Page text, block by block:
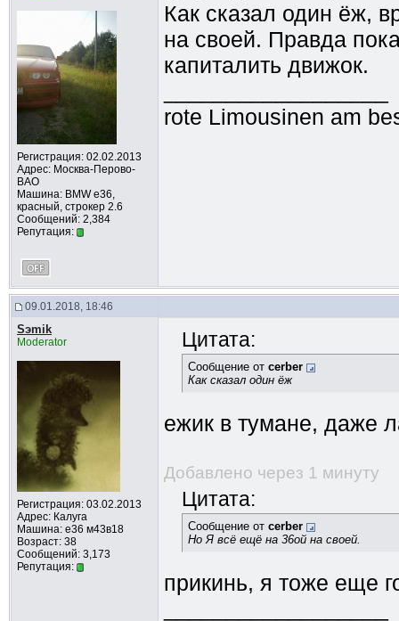
Регистрация: 02.02.2013
Адрес: Москва-Перово-
ВАО
Машина: BMW e36,
красный, строкер 2.6
Сообщений: 2,384
Репутация:
Как сказал один ёж,
на своей. Правда
капиталить движок.
rote Limousinen am
09.01.2018, 18:46
Sэmik
Moderator
Регистрация: 03.02.2013
Адрес: Калуга
Машина: е36 м43в18
Возраст: 38
Сообщений: 3,173
Репутация:
Цитата:
Сообщение от cerber
Как сказал один ёж
ежик в тумане, даже
Добавлено через 1 минуту
Цитата:
Сообщение от cerber
Но Я всё ещё на 36ой на своей.
прикинь, я тоже еще